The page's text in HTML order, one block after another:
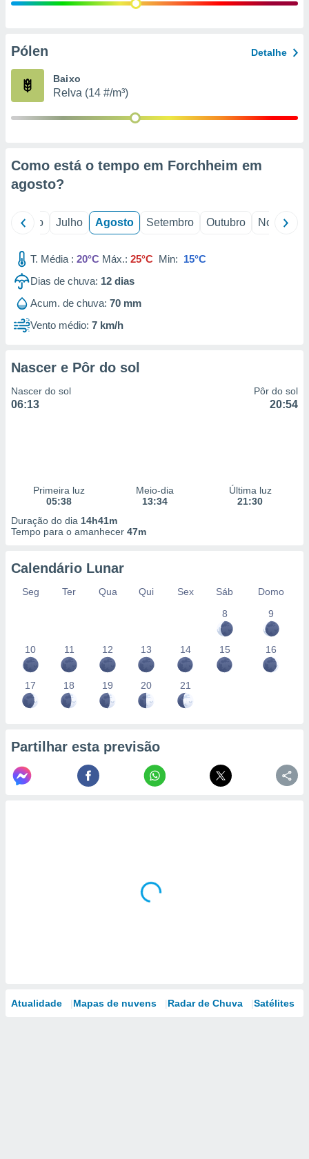
e
de
Pólen Detalhe
Baixo
Relva (14 #/m³)
Como está o tempo em Forchheim em
agosto?
Junho Julho Agosto Setembro Outubro Novembro
T. Média : 20°C Máx.: 25°C Min: 15°C
Dias de chuva: 12 dias
Acum. de chuva: 70 mm
Vento médio: 7 km/h
Nascer e Pôr do sol
Nascer do sol
06:13
Pôr do sol
20:54
Primeira luz
05:38
Meio-dia
13:34
Última luz
21:30
Duração do dia 14h41m
Tempo para o amanhecer 47m
Calendário Lunar
Seg Ter Qua Qui Sex Sáb
Domo
8
9
10 11 12 13 14 15 16
17 18 19 20 21
Partilhar esta previsão
Atualidade Mapas de nuvens Radar de Chuva Satélites